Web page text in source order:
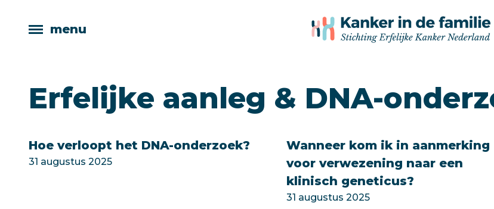
menu
Erfelijke aanleg & DNA-
Hoe verloopt het DNA-onderzoek?
31 augustus 2025
Wanneer kom ik in aanmerking
voor verwezening naar een
klinisch geneticus?
31 augustus 2025